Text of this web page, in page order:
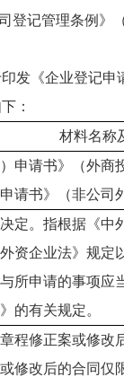
登记管理条例》
发《企业登记
：
材料名称
）申请书》（外
请书》（非公司
定。指根据《中
资企业法》规定
所申请的事项应
的有关规定。
程修正案或修改
修改后的合同仅